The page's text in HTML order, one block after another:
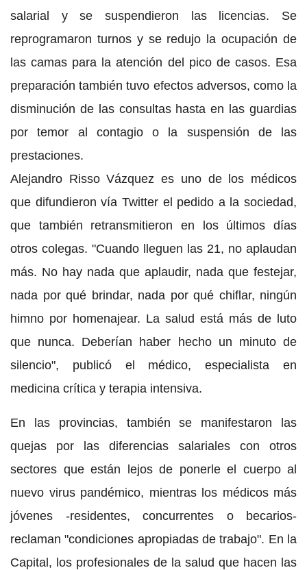
salarial y se suspendieron las licencias. Se
reprogramaron turnos y se redujo la ocupación de
las camas para la atención del pico de casos. Esa
preparación también tuvo efectos adversos, como la
disminución de las consultas hasta en las guardias
por temor al contagio o la suspensión de las
prestaciones.
Alejandro Risso Vázquez es uno de los médicos
que difundieron vía Twitter el pedido a la sociedad,
que también retransmitieron en los últimos días
otros colegas. "Cuando lleguen las 21, no aplaudan
más. No hay nada que aplaudir, nada que festejar,
nada por qué brindar, nada por qué chiflar, ningún
himno por homenajear. La salud está más de luto
que nunca. Deberían haber hecho un minuto de
silencio", publicó el médico, especialista en
medicina crítica y terapia intensiva.
En las provincias, también se manifestaron las
quejas por las diferencias salariales con otros
sectores que están lejos de ponerle el cuerpo al
nuevo virus pandémico, mientras los médicos más
jóvenes -residentes, concurrentes o becarios-
reclaman "condiciones apropiadas de trabajo". En la
Capital, los profesionales de la salud que hacen las